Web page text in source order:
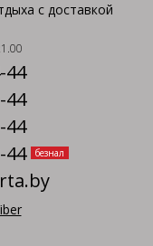
с доставкой
44
44
44
44
безнал